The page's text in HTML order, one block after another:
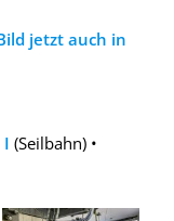
jetzt auch in
I (Seilbahn) •